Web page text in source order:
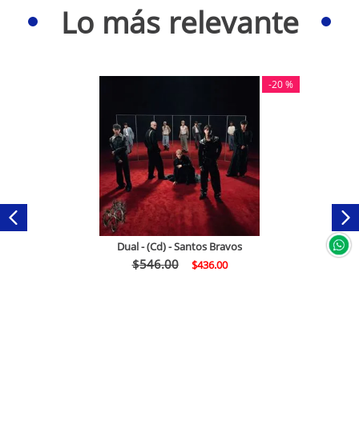
Lo más relevante
-20 %
Dual - (Cd) - Santos Bravos
$546.00 $436.00